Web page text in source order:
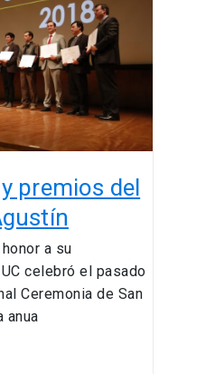
premios del
a su
celebró el pasado
Ceremonia de San
anua